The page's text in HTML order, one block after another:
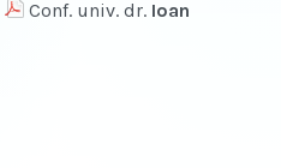
Conf. univ. dr. Ioan